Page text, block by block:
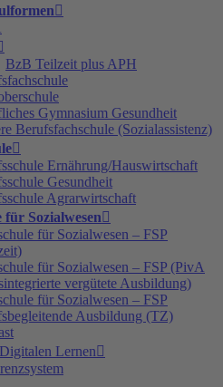
BzB Teilzeit plus APH
Gymnasium Gesundheit
Berufsfachschule (Sozialassistenz)
Ernährung/Hauswirtschaft
Gesundheit
Agrarwirtschaft
für Sozialwesen
für Sozialwesen – FSP
für Sozialwesen – FSP (PivA
vergütete Ausbildung)
für Sozialwesen – FSP
Ausbildung (TZ)
Lernen